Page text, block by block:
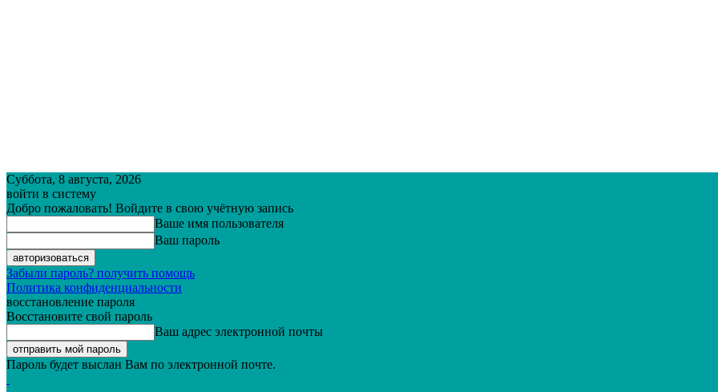
Суббота, 8 августа, 2026
войти в систему
Добро пожаловать! Войдите в свою учётную запись
Ваше имя пользователя
Ваш пароль
Забыли пароль? получить помощь
Политика конфиденциальности
восстановление пароля
Восстановите свой пароль
Ваш адрес электронной почты
Пароль будет выслан Вам по электронной почте.